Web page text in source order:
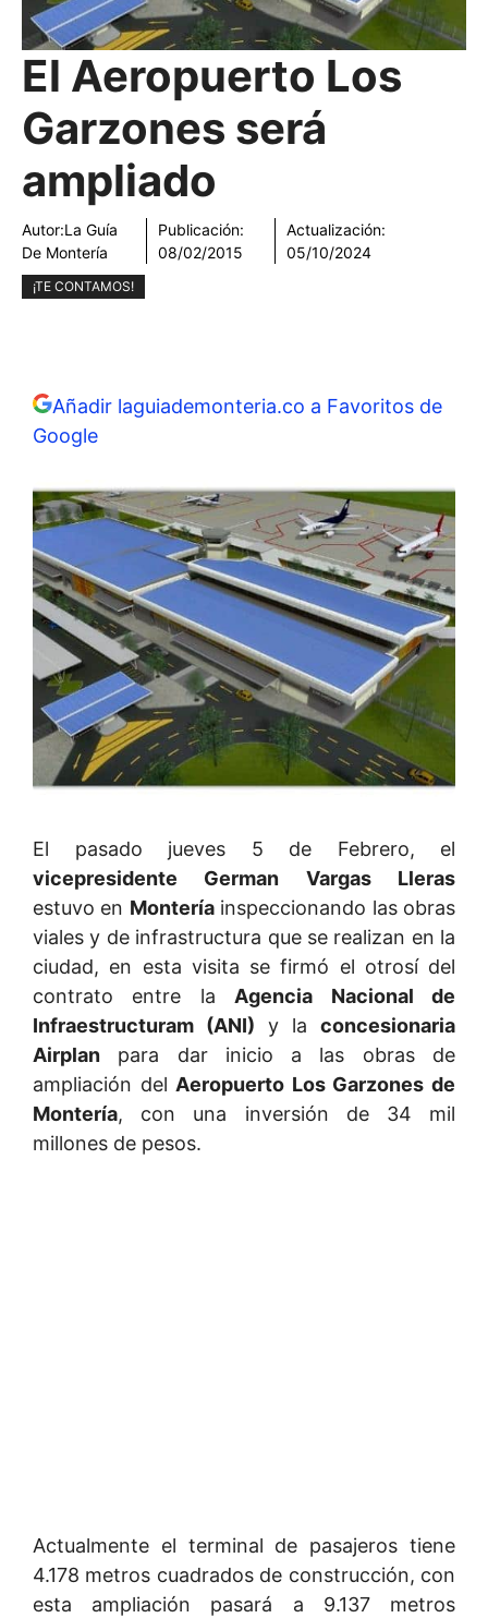
El Aeropuerto Los
Garzones será
ampliado
Autor:La Guía
De Montería
Publicación:
08/02/2015
Actualización:
05/10/2024
¡TE CONTAMOS!
Añadir laguiademonteria.co a Favoritos de
Google
El pasado jueves 5 de Febrero, el
vicepresidente German Vargas Lleras
estuvo en Monteríainspeccionando las obras
viales y de infrastructura que se realizan en la
ciudad, en esta visita se firmó el otrosí del
contrato entre la Agencia Nacional de
Infraestructuram (ANI) y la concesionaria
Airplan para dar inicio a las obras de
ampliación del Aeropuerto Los Garzones de
Montería, con una inversión de 34 mil
millones de pesos.
Actualmente el terminal de pasajeros tiene
4.178 metros cuadrados de construcción, con
esta ampliación pasará a 9.137 metros